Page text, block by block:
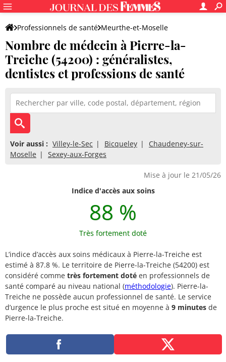
Professionnels de santé Meurthe-et-Moselle
Pierre-la-Treiche
Nombre de médecin à Pierre-la-
Treiche (54200) : généralistes,
dentistes et professions de santé
Voir aussi : Villey-le-Sec Bicqueley
Chaudeney-sur-
Moselle
Sexey-aux-Forges
Mise à jour le 21/05/26
Indice d'accès aux soins
88 %
Très fortement doté
L’indice d’accès aux soins médicaux à Pierre-la-Treiche est
estimé à 87.8 %. Le territoire de Pierre-la-Treiche (54200) est
considéré comme très fortement doté en professionnels de
santé comparé au niveau national (méthodologie). Pierre-la-
Treiche ne possède aucun professionnel de santé. Le service
d’urgence le plus proche est situé en moyenne à 9 minutes de
Pierre-la-Treiche.